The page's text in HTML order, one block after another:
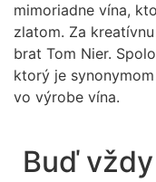
mimoriadne vína,
zlatom. Za
brat Tom Nier.
ktorý je
vo výrobe vína.
Buď